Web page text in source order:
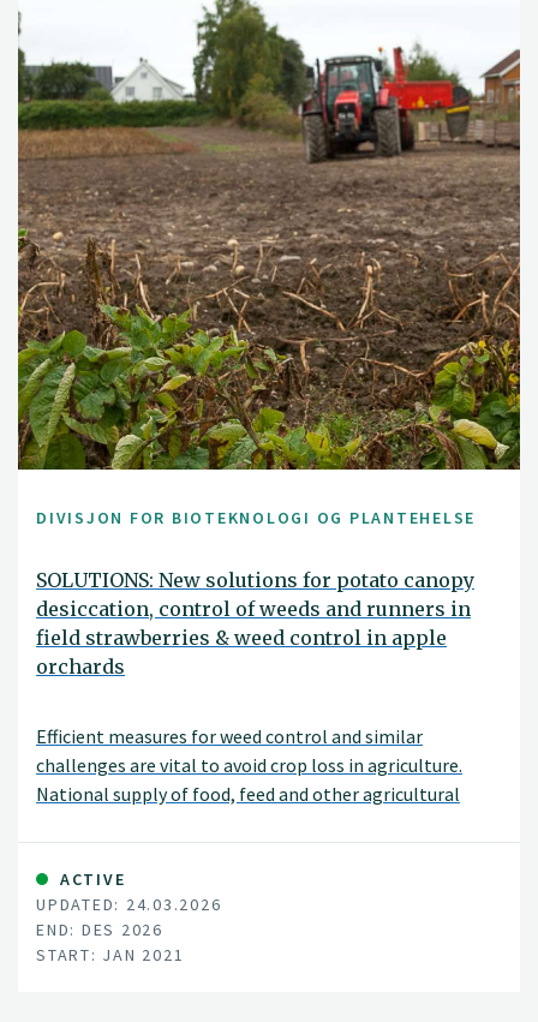
DIVISJON FOR BIOTEKNOLOGI OG PLANTEHELSE
SOLUTIONS: New solutions for potato canopy
desiccation, control of weeds and runners in
field strawberries & weed control in apple
orchards
Efficient measures for weed control and similar
challenges are vital to avoid crop loss in agriculture.
National supply of food, feed and other agricultural
their fields and orchards. The recent loss of the
herbicide diquat, and the potential ban on glyphosate, -
both important tools for farmers -, raise a demand for
new measures for vegetation control. Efficient
alternatives to herbicides are also important tools in
ACTIVE
UPDATED: 24.03.2026
END: DES 2026
START: JAN 2021